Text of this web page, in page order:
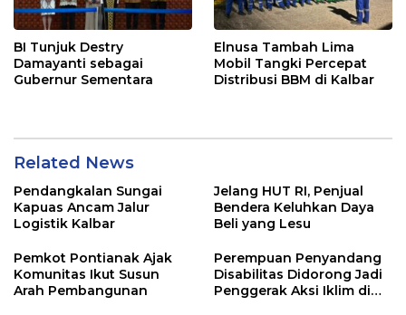
BI Tunjuk Destry
Damayanti sebagai
Gubernur Sementara
Elnusa Tambah Lima
Mobil Tangki Percepat
Distribusi BBM di Kalbar
Related News
Pendangkalan Sungai
Kapuas Ancam Jalur
Logistik Kalbar
Jelang HUT RI, Penjual
Bendera Keluhkan Daya
Beli yang Lesu
Pemkot Pontianak Ajak
Komunitas Ikut Susun
Arah Pembangunan
Perempuan Penyandang
Disabilitas Didorong Jadi
Penggerak Aksi Iklim di